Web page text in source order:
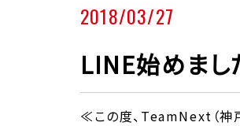
2018/03/27
LINE始めま
≪この度、TeamNext（神